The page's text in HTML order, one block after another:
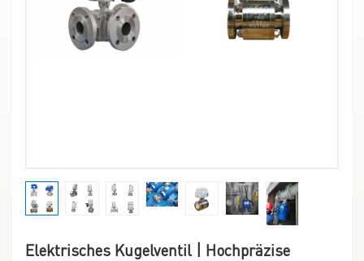
Elektrisches Kugelventil | Hochpräzise